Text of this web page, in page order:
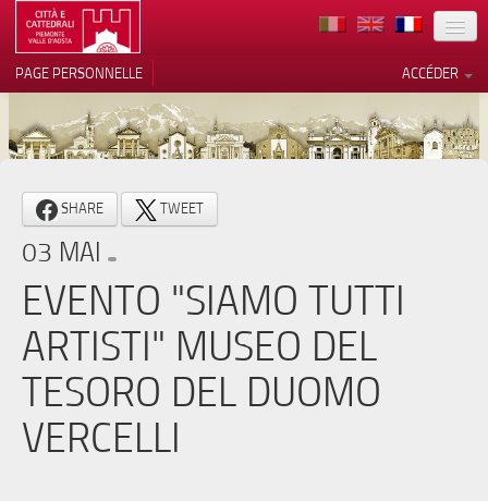
TERRITOIRE
ARCHITECTURE
MUSÉES
ITINÉRAIRES
EVÉNEMENTS
CONTACTS
PRESS
ACCÉDER
PAGE PERSONNELLE
SHARE TWEET
03 MAI
EVENTO "SIAMO TUTTI
ARTISTI" MUSEO DEL
TESORO DEL DUOMO
VERCELLI
Notification lors de la collecte
Vos choix en matière de
confidentialité